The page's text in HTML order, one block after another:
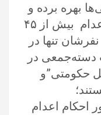
بهره برده و
از سه‌شنبه گذشته تا کنون با اعدام بیش از ۴۵
نفر از هموطنان زندانی که ۲۹ نفرشان تنها در
صورت دسته‌جمعی در
حکومتی”و
احکام اعدام